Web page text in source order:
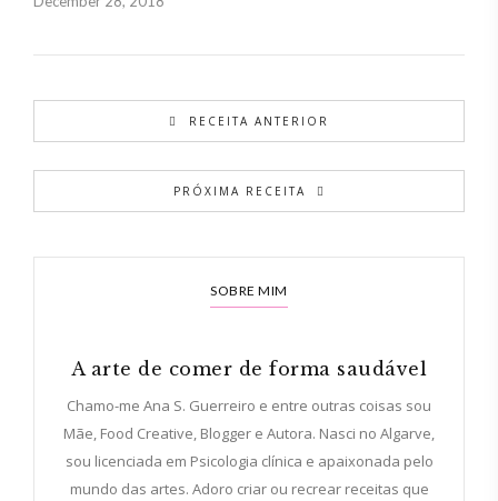
RECEITA ANTERIOR
PRÓXIMA RECEITA
SOBRE MIM
A arte de comer de forma saudável
Chamo-me Ana S. Guerreiro e entre outras coisas sou
Mãe, Food Creative, Blogger e Autora. Nasci no Algarve,
sou licenciada em Psicologia clínica e apaixonada pelo
mundo das artes. Adoro criar ou recrear receitas que